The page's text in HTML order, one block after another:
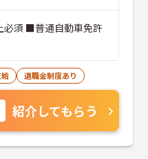
必須 ■普通自動車免許
退職金制度あり
紹介してもらう